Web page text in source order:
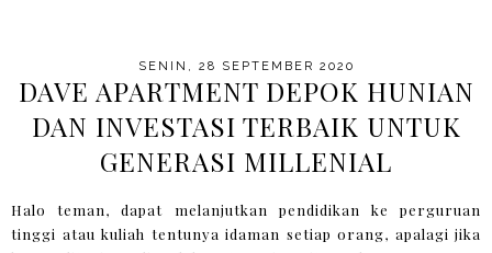
SENIN, 28 SEPTEMBER 2020
DAVE APARTMENT DEPOK HUNIAN
DAN INVESTASI TERBAIK UNTUK
GENERASI MILLENIAL
Halo teman, dapat melanjutkan pendidikan ke perguruan
tinggi atau kuliah tentunya idaman setiap orang, apalagi jika